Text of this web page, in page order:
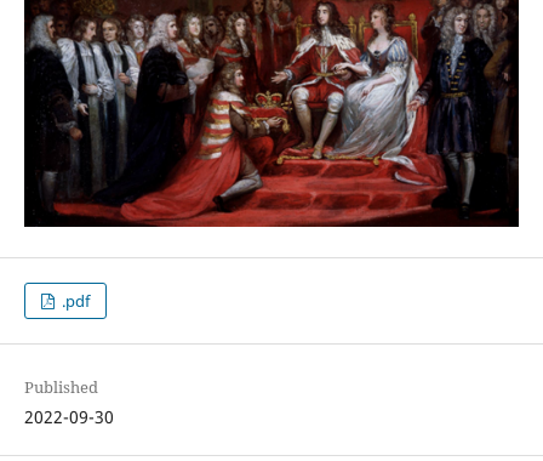
.pdf
Published
2022-09-30